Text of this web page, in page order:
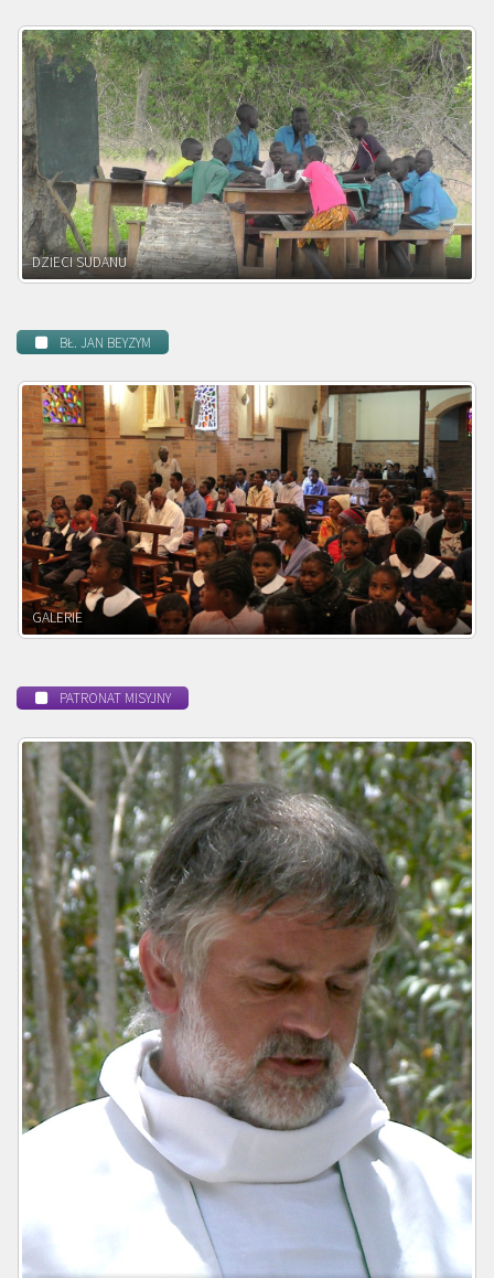
DZIECI ZAMBII
BŁ. JAN BEYZYM
POWOŁANIE MISYJNE
PATRONAT MISYJNY